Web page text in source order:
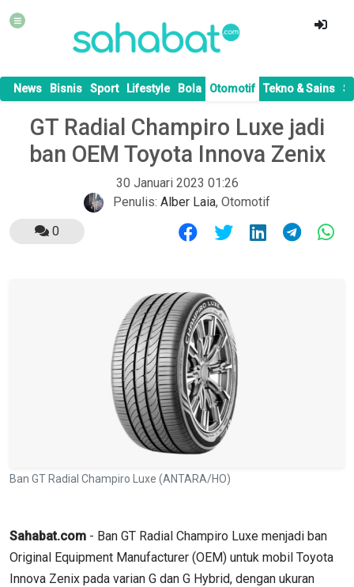
News Bisnis Sport Lifestyle Bola Otomotif Tekno & Sains
GT Radial Champiro Luxe jadi
ban OEM Toyota Innova Zenix
30 Januari 2023 01:26
Penulis: Alber Laia, Otomotif
0
Ban GT Radial Champiro Luxe (ANTARA/HO)
Sahabat.com - Ban GT Radial Champiro Luxe menjadi ban
Original Equipment Manufacturer (OEM) untuk mobil Toyota
Innova Zenix pada varian G dan G Hybrid, dengan ukuran